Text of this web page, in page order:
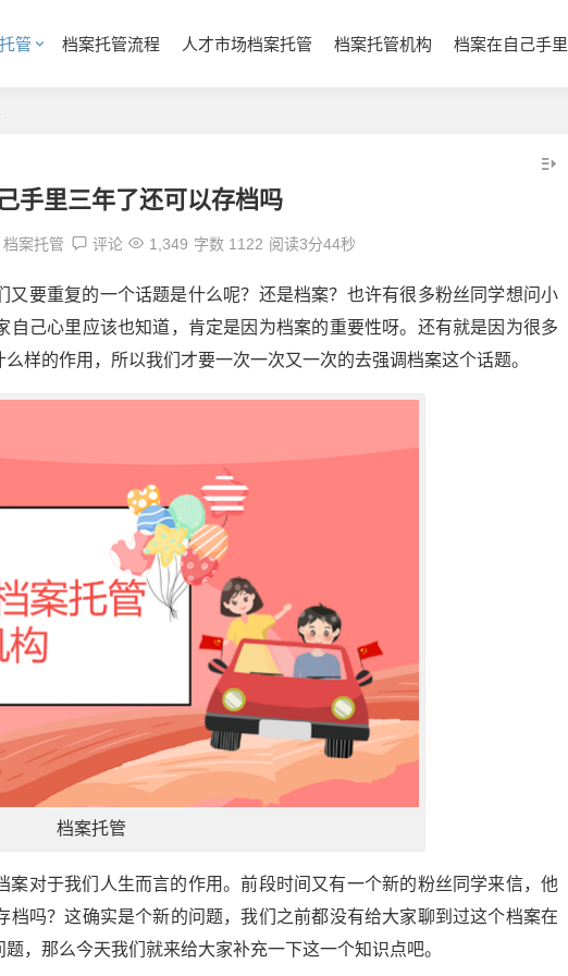
管 档案托管流程 人才市场档案托管 档案托管机构 档案在自己手里
手里三年了还可以存档吗
档案托管 评论 1,349 字数 1122 阅读3分44秒
要重复的一个话题是什么呢？还是档案？也许有很多粉丝同学想问小
己心里应该也知道，肯定是因为档案的重要性呀。还有就是因为很多
样的作用，所以我们才要一次一次又一次的去强调档案这个话题。
档案托管
对于我们人生而言的作用。前段时间又有一个新的粉丝同学来信，他
吗？这确实是个新的问题，我们之前都没有给大家聊到过这个档案在
，那么今天我们就来给大家补充一下这一个知识点吧。